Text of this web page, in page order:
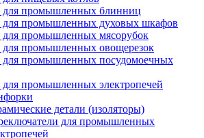
для промышленных блинниц
для промышленных духовых шкафов
для промышленных мясорубок
для промышленных овощерезок
для промышленных посудомоечных
для промышленных электропечей
детали (изоляторы)
для промышленных